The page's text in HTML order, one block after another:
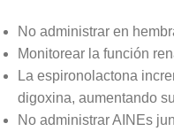
No administrar en
Monitorear la función
La espironolactona
digoxina, aumentando
No administrar AINEs